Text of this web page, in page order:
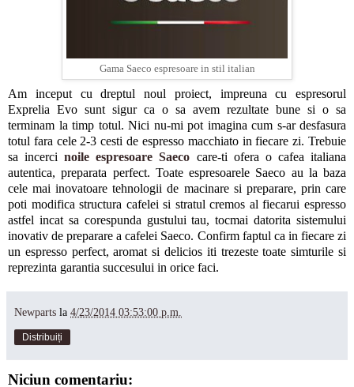
Gama Saeco espresoare in stil italian
Am inceput cu dreptul noul proiect, impreuna cu espresorul
Exprelia Evo sunt sigur ca o sa avem rezultate bune si o sa
terminam la timp totul. Nici nu-mi pot imagina cum s-ar desfasura
totul fara cele 2-3 cesti de espresso macchiato in fiecare zi. Trebuie
sa incercinoile espresoare Saeco care-ti ofera o cafea italiana
autentica, preparata perfect. Toate espresoarele Saeco au la baza
cele mai inovatoare tehnologii de macinare si preparare, prin care
poti modifica structura cafelei si stratul cremos al fiecarui espresso
astfel incat sa corespunda gustului tau, tocmai datorita sistemului
inovativ de preparare a cafelei Saeco. Confirm faptul ca in fiecare zi
un espresso perfect, aromat si delicios iti trezeste toate simturile si
reprezinta garantia succesului in orice faci.
Newparts la 4/23/2014 03:53:00 p.m.
Distribuiți
Niciun comentariu: